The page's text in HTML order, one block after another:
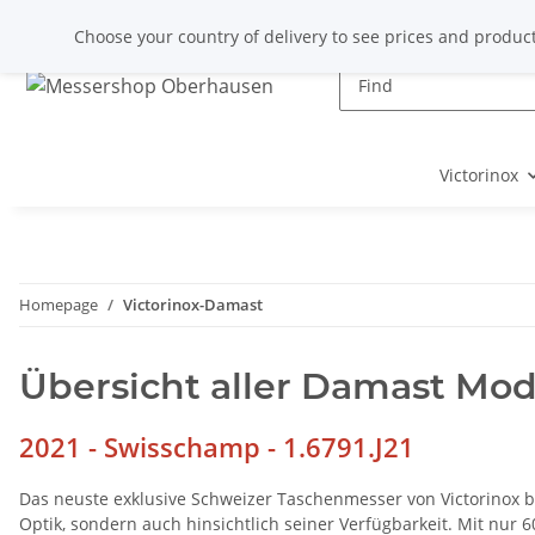
Choose your country of delivery to see prices and
Victorinox
Homepage Victorinox-Damast
Übersicht aller Damast
2021 - Swisschamp - 1.6791.J21
Das neuste exklusive Schweizer Taschenmesser von
Optik, sondern auch hinsichtlich seiner Verfügbarkeit. Mit nur